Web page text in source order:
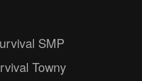
SMP
Towny